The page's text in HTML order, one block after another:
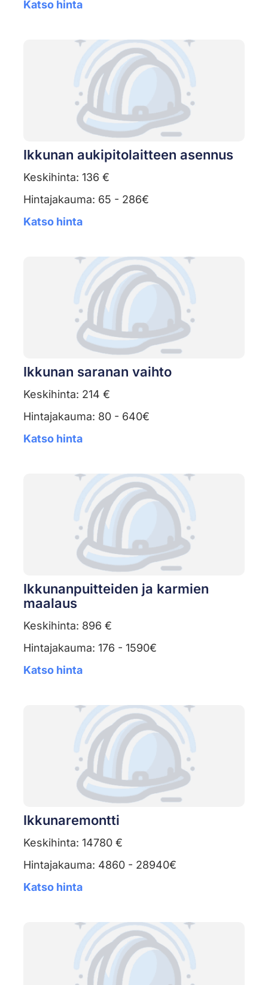
Katso hinta
Ikkunan aukipitolaitteen asennus
Keskihinta: 136 €
Hintajakauma: 65 - 286€
Katso hinta
Ikkunan saranan vaihto
Keskihinta: 214 €
Hintajakauma: 80 - 640€
Katso hinta
Ikkunanpuitteiden ja karmien
maalaus
Keskihinta: 896 €
Hintajakauma: 176 - 1590€
Katso hinta
Ikkunaremontti
Keskihinta: 14780 €
Hintajakauma: 4860 - 28940€
Katso hinta